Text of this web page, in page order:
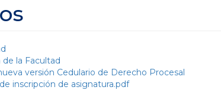
la Facultad
versión Cedulario de Derecho Procesal
inscripción de asignatura.pdf